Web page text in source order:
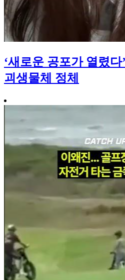
‘새로운 공포가 열렸
괴생물체 정체